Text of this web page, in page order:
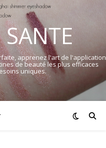
apprenez l'art de l'application
de beauté les plus efficaces
uniques.